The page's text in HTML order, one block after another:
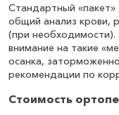
Стандартный «пакет»
общий анализ крови,
(при
внимание на такие
осанка,
рекомендации по
Стоимость